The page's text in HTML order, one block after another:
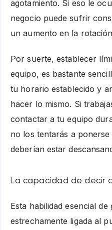
agotamiento. Si eso le
negocio puede sufrir
un aumento en la
Por suerte, establecer
equipo, es bastante
tu horario establecido y
hacer lo mismo. Si
contactar a tu equipo
no los tentarás a
deberían estar
La capacidad de decir
Esta habilidad esencial
estrechamente ligada al